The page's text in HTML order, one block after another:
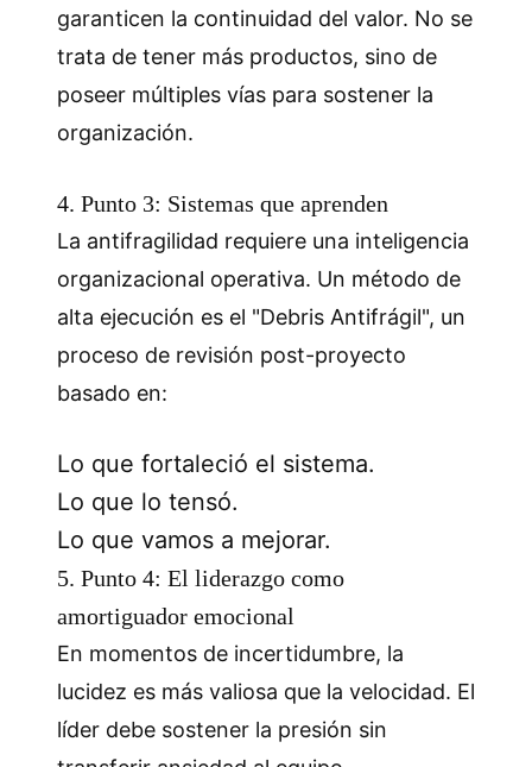
garanticen la continuidad del valor. No se
trata de tener más productos, sino de
poseer múltiples vías para sostener la
organización.
4. Punto 3: Sistemas que aprenden
La antifragilidad requiere una inteligencia
organizacional operativa. Un método de
alta ejecución es el "Debris Antifrágil", un
proceso de revisión post-proyecto
basado en:
Lo que fortaleció el sistema.
Lo que lo tensó.
Lo que vamos a mejorar.
5. Punto 4: El liderazgo como
amortiguador emocional
En momentos de incertidumbre, la
lucidez es más valiosa que la velocidad. El
líder debe sostener la presión sin